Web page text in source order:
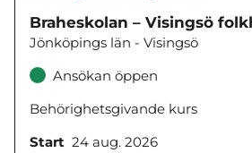
Braheskolan – Visingsö
Jönköpings län - Visingsö
Ansökan öppen
Behörighetsgivande kurs
Start 24 aug. 2026